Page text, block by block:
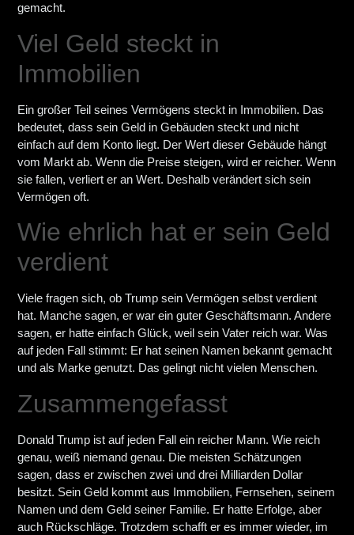
gemacht.
Viel Geld steckt in
Immobilien
Ein großer Teil seines Vermögens steckt in Immobilien. Das
bedeutet, dass sein Geld in Gebäuden steckt und nicht
einfach auf dem Konto liegt. Der Wert dieser Gebäude hängt
vom Markt ab. Wenn die Preise steigen, wird er reicher. Wenn
sie fallen, verliert er an Wert. Deshalb verändert sich sein
Vermögen oft.
Wie ehrlich hat er sein Geld
verdient
Viele fragen sich, ob Trump sein Vermögen selbst verdient
hat. Manche sagen, er war ein guter Geschäftsmann. Andere
sagen, er hatte einfach Glück, weil sein Vater reich war. Was
auf jeden Fall stimmt: Er hat seinen Namen bekannt gemacht
und als Marke genutzt. Das gelingt nicht vielen Menschen.
Zusammengefasst
Donald Trump ist auf jeden Fall ein reicher Mann. Wie reich
genau, weiß niemand genau. Die meisten Schätzungen
sagen, dass er zwischen zwei und drei Milliarden Dollar
besitzt. Sein Geld kommt aus Immobilien, Fernsehen, seinem
Namen und dem Geld seiner Familie. Er hatte Erfolge, aber
auch Rückschläge. Trotzdem schafft er es immer wieder, im